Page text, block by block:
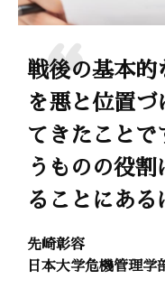
戦後の基本
を悪と位置
てきたこと
うものの役
ることにある
先崎彰容
日本大学危機管理学